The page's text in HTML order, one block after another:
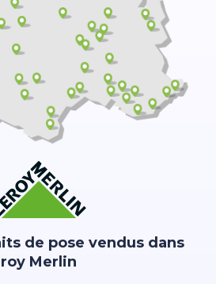
de pose vendus dans
Merlin